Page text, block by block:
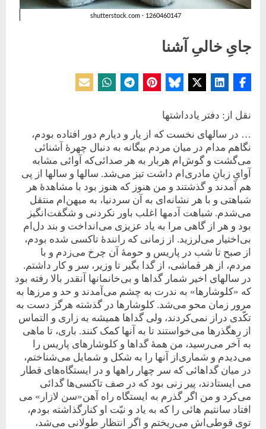
جایِ خالیِ آشنا
12 می 2026
حسین دولت‌آبادی
نقل از: دفتر یادداشتها
… در سالهای نخست که از یار و دیارم دور افتاده بودم،
نگاهم مدام در میان مردم بیگانه به دنبال چهرۀ آشنائی
می‌گشت و گوش‌ام هربار به هر صدائی‌که آوائی مشابه
آوایِ زبانِ مادری‌ام داشت تیز می‌شد. سالها و سالها از پی
هم آمدند و گذشتند و من هنوز که هنوز بود با مشاهدۀ هر
شباهتی و با هر نشانه‌ای به آن سر‌دنیا، به میهن‌ام منتقل
می‌شدم. شباهت آدمها اغلب باور نکردنی و شگفت‌انگیز
بود و هر از گاهی مرا به یاد عزیزی می‌انداخت و بند دل‌ام
بی‌اختیار می‌لرزید. از زمانی که رانندۀ تاکسی شده بودم،
از صبح تا شب در پاریس و حومۀ آن چرخ می‌زدم و با
مردم، از هر قماشی، از‌ گدا بگیر تا وزیر، سر و کار داشتم.
در سالهای اخیر شمار گداها و بی‌خانمانها آنقدر بالا رفته بود
که «کلوشارها» به ندرت به چشم می‌آمدند و حد و مرزها به
مرور زمان محو می‌شد. کلوشارها در گذشته هرگز دست به
تکّدی دراز نمی‌کردند، ولی گداها همیشه به زاری و التماس
از رهگذرها می‌خواستند تا به آنها کمک‌ کنند. باری، تا ماهی
به آخر می‌رسید، من همۀ گداها و کلوشارهای پاریس را
می‌دیدم و شماری‌از آنها را به شکل و شمایل می‌شناختم،
در میان گداهائی که سر چهار راهها و در ایستگاه‌های قطار
می ایستادند، پیر زنی بود که در صف تاکسی‌ها گدائی
می‌کرد و من اگر گذرم به ایستگاه راه آهن«سن لازار» می
افتاد سانتیم هائی را که به یاد و نیّت او کنار‌گذاشته بودم،
توی قوطی‌‌اش می‌ریختم و اگر انتظار طولانی می‌شد،